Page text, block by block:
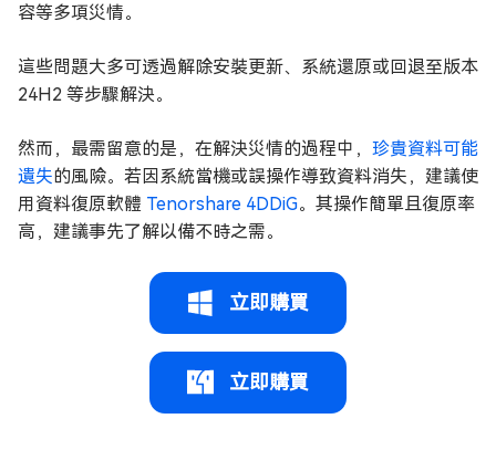
容等多項災情。
這些問題大多可透過解除安裝更新、系統還原或回退至版本
24H2 等步驟解決。
然而，最需留意的是，在解決災情的過程中， 珍貴資料可能
遺失的風險。若因系統當機或誤操作導致資料消失，建議使
用資料復原軟體 Tenorshare 4DDiG。其操作簡單且復原率
高，建議事先了解以備不時之需。
立即購買
立即購買